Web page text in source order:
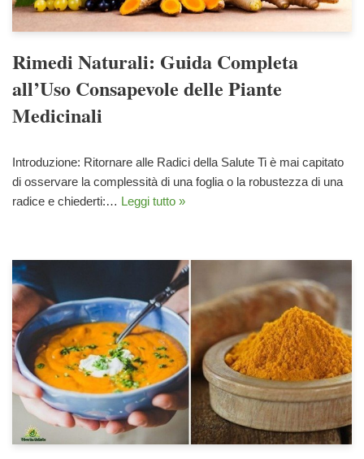
Rimedi Naturali: Guida Completa
all’Uso Consapevole delle Piante
Medicinali
Introduzione: Ritornare alle Radici della Salute Ti è mai capitato
di osservare la complessità di una foglia o la robustezza di una
radice e chiederti:… Leggi tutto »